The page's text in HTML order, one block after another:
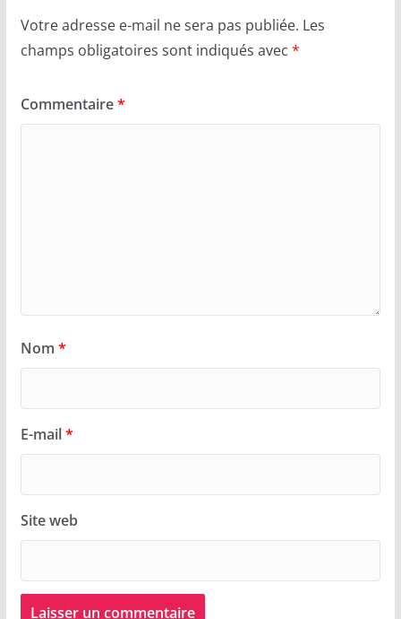
Votre adresse e-mail ne sera pas publiée. Les
champs obligatoires sont indiqués avec *
Commentaire*
Nom *
E-mail*
Site web